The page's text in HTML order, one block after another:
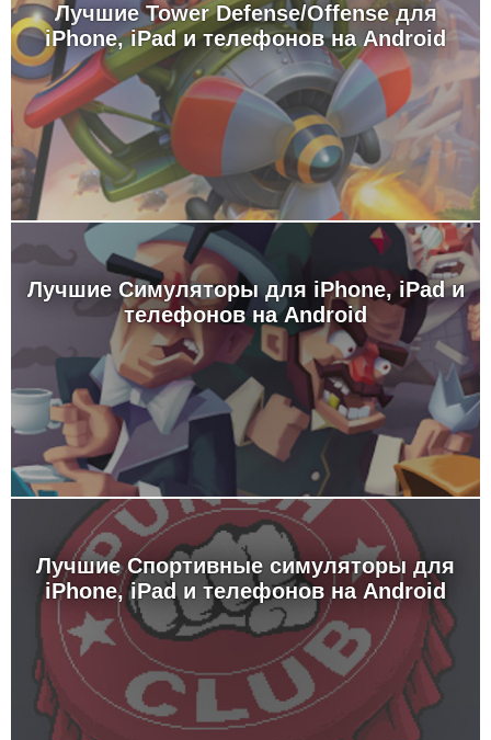
Лучшие Tower Defense/Offense для
iPhone, iPad и телефонов на Android
Лучшие Симуляторы для iPhone, iPad и
телефонов на Android
Лучшие Спортивные симуляторы для
iPhone, iPad и телефонов на Android